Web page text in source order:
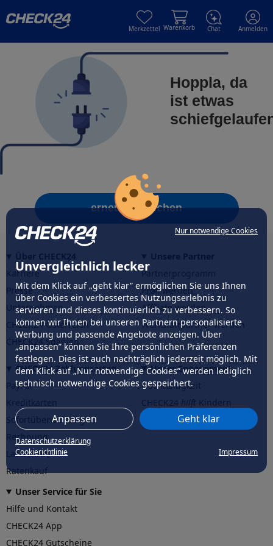
Nur notwendige Cookies
Unvergleichlich lecker
Mit dem Klick auf „geht klar” ermöglichen Sie uns Ihnen
über Cookies ein verbessertes Nutzungserlebnis zu
servieren und dieses kontinuierlich zu verbessern. So
können wir Ihnen bei unseren Partnern personalisierte
Werbung und passende Angebote anzeigen. Über
„anpassen” können Sie Ihre persönlichen Präferenzen
festlegen. Dies ist auch nachträglich jederzeit möglich. Mit
dem Klick auf „Nur notwendige Cookies” werden lediglich
technisch notwendige Cookies gespeichert.
Anpassen Geht klar
Datenschutzerklärung
Cookierichtlinie
Impressum
Merkzettel Warenkorb Chat Anmelden
Hoppla, da
ist etwas
erneut versuchen
Karriere
Presse
Unternehmen
CHECK24 Österreich
CHECK24 Spanien
Partnerprogramm
Profi werden
Affiliate werden
Werkstattpartner werden
CHECK24 Zahlungsarten
PayPal
Sofortüberweisung
Rechnung
Lastschrift
Ratenkauf
Unser Engagement
Nachhaltigkeit
CHECK24hilftder Natur
Unser Service für Sie
Hilfe und Kontakt
CHECK24 App
CHECK24 Gutscheine